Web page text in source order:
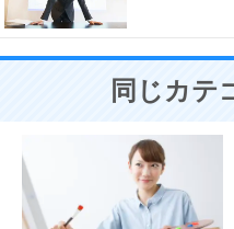
同じカテ